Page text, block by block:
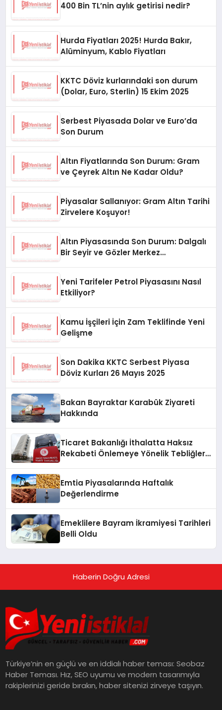
400 Bin TL’nin aylık getirisi nedir?
Hurda Fiyatları 2025! Hurda Bakır,
Alüminyum, Kablo Fiyatları
KKTC Döviz kurlarındaki son durum
(Dolar, Euro, Sterlin) 15 Ekim 2025
Serbest Piyasada Dolar ve Euro’da
Son Durum
Altın Fiyatlarında Son Durum: Gram
ve Çeyrek Altın Ne Kadar Oldu?
Piyasalar Sallanıyor: Gram Altın Tarihi
Zirvelere Koşuyor!
Altın Piyasasında Son Durum: Dalgalı
Bir Seyir ve Gözler Merkez
Yeni Tarifeler Petrol Piyasasını Nasıl
Etkiliyor?
Kamu İşçileri İçin Zam Teklifinde Yeni
Gelişme
Son Dakika KKTC Serbest Piyasa
Döviz Kurları 26 Mayıs 2025
Bakan Bayraktar Karabük Ziyareti
Hakkında
Ticaret Bakanlığı İthalatta Haksız
Rekabeti Önlemeye Yönelik Tebliğleri
Emtia Piyasalarında Haftalık
Değerlendirme
Emeklilere Bayram İkramiyesi Tarihleri
Belli Oldu
Haberin Doğru Adresi
Türkiye’nin en güçlü ve en iddialı haber teması: Seobaz
Haber Teması. Hız, SEO uyumu ve modern tasarımıyla
rakiplerinizi geride bırakın, haber sitenizi zirveye taşıyın.